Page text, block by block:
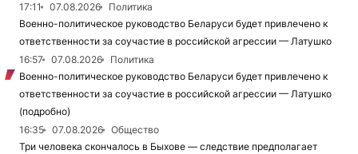
17:11
07.08.2026
Политика
Военно-политическое руководство Беларуси будет привлечено к
ответственности за соучастие в российской агрессии — Латушко
16:57
07.08.2026
Политика
Военно-политическое руководство Беларуси будет привлечено к
ответственности за соучастие в российской агрессии — Латушко
(подробно)
16:35
07.08.2026
Общество
Три человека скончалось в Быхове — следствие предполагает